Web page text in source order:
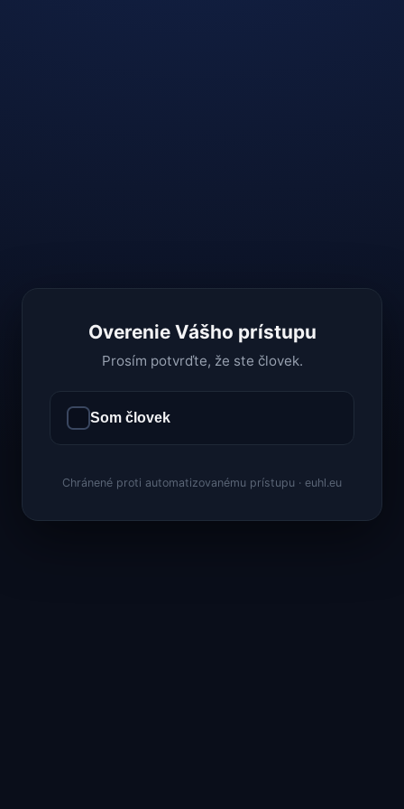
Overenie Vášho prístupu
Prosím potvrďte, že ste človek.
Som človek
Chránené proti automatizovanému prístupu · euhl.eu